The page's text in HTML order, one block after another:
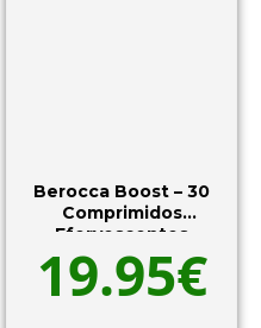
Berocca Boost – 30
Comprimidos
Efervescentes
19.95€